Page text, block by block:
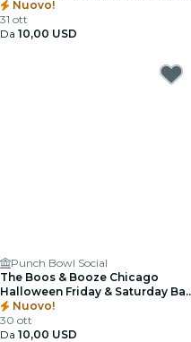
Crawl | River North
Nuovo!
31 ott
Da 10,00 USD
Punch Bowl Social
The Boos & Booze Chicago
Halloween Friday & Saturday Bar
Crawl | West Loop
Nuovo!
30 ott
Da 10,00 USD